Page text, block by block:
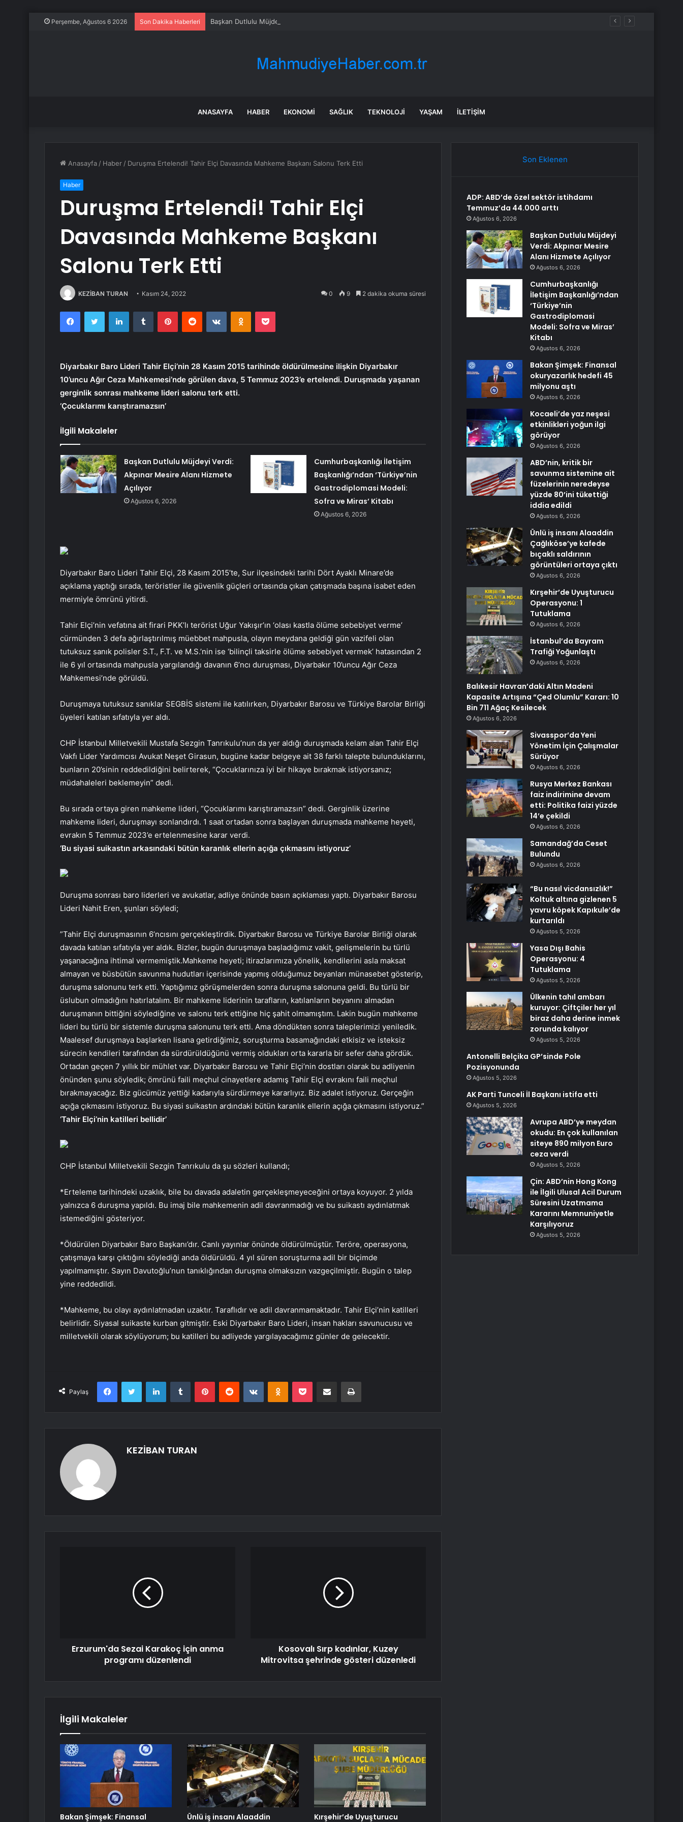
Perşembe, Ağustos 6 2026 Son Dakika Haberleri Başkan Dutlulu Müjdeyi Verdi: Akpınar Mesire Alanı Hizmete Açılıyor
ANASAYFA HABER EKONOMI SAĞLIK TEKNOLOJI YAŞAM İLETIŞIM
Anasayfa / Haber / Duruşma Ertelendi! Tahir Elçi Davasında Mahkeme Başkanı Salonu Terk Etti
Haber
Duruşma Ertelendi! Tahir Elçi
Davasında Mahkeme Başkanı
Salonu Terk Etti
KEZİBAN TURAN Kasım 24, 2022 0 9 2 dakika okuma süresi
FacebookTwitter LinkedInTumblr PinterestReddit VKontakteOdnoklassniki
Pocket
Diyarbakır Baro Lideri Tahir Elçi’nin 28 Kasım 2015 tarihinde öldürülmesine ilişkin Diyarbakır
10’uncu Ağır Ceza Mahkemesi’nde görülen dava, 5 Temmuz 2023’e ertelendi. Duruşmada yaşanan
gerginlik sonrası mahkeme lideri salonu terk etti.
‘Çocuklarımı karıştıramazsın’
İlgili Makaleler
Başkan Dutlulu Müjdeyi Verdi:
Akpınar Mesire Alanı Hizmete
Açılıyor
Ağustos 6, 2026
Cumhurbaşkanlığı İletişim
Başkanlığı’ndan ‘Türkiye’nin
Gastrodiplomasi Modeli:
Sofra ve Miras’ Kitabı
Ağustos 6, 2026
Diyarbakır Baro Lideri Tahir Elçi, 28 Kasım 2015’te, Sur ilçesindeki tarihi Dört Ayaklı Minare’de
açıklama yaptığı sırada, teröristler ile güvenlik güçleri ortasında çıkan çatışmada başına isabet eden
mermiyle ömrünü yitirdi.
Tahir Elçi’nin vefatına ait firari PKK’lı terörist Uğur Yakışır’ın ‘olası kastla ölüme sebebiyet verme’
cürmünden 3 defa ağırlaştırılmış müebbet mahpusla, olayın meydana geldiği gün vazifeli olan
tutuksuz sanık polisler S.T., F.T. ve M.S.’nin ise ‘bilinçli taksirle ölüme sebebiyet vermek’ hatasından 2
ile 6 yıl ortasında mahpusla yargılandığı davanın 6’ncı duruşması, Diyarbakır 10’uncu Ağır Ceza
Mahkemesi’nde görüldü.
Duruşmaya tutuksuz sanıklar SEGBİS sistemi ile katılırken, Diyarbakır Barosu ve Türkiye Barolar Birliği
üyeleri katılan sıfatıyla yer aldı.
CHP İstanbul Milletvekili Mustafa Sezgin Tanrıkulu’nun da yer aldığı duruşmada kelam alan Tahir Elçi
Vakfı Lider Yardımcısı Avukat Neşet Girasun, bugüne kadar belgeye ait 38 farklı talepte bulunduklarını,
bunların 20’sinin reddedildiğini belirterek, “Çocuklarınıza iyi bir hikaye bırakmak istiyorsanız;
müdahaleleri beklemeyin” dedi.
Bu sırada ortaya giren mahkeme lideri, “Çocuklarımı karıştıramazsın” dedi. Gerginlik üzerine
mahkeme lideri, duruşmayı sonlandırdı. 1 saat ortadan sonra başlayan duruşmada mahkeme heyeti,
evrakın 5 Temmuz 2023’e ertelenmesine karar verdi.
‘Bu siyasi suikastın arkasındaki bütün karanlık ellerin açığa çıkmasını istiyoruz’
Duruşma sonrası baro liderleri ve avukatlar, adliye önünde basın açıklaması yaptı. Diyarbakır Barosu
Lideri Nahit Eren, şunları söyledi;
”Tahir Elçi duruşmasının 6’ncısını gerçekleştirdik. Diyarbakır Barosu ve Türkiye Barolar Birliği olarak
davada katılan sıfatıyla yer aldık. Bizler, bugün duruşmaya başladığımız vakit, gelişmelerin bu türlü
yaşanacağına ihtimal vermemiştik.Mahkeme heyeti; itirazlarımıza yönelik, kendilerini asla maksat
almayan ve büsbütün savunma hudutları içerisinde yapmış olduğumuz beyanları münasebet gösterip,
duruşma salonunu terk etti. Yaptığımız görüşmelerden sonra duruşma salonuna geldi. Bu türlü bir
üslubun olmadığını hatırlatalım. Bir mahkeme liderinin tarafların, katılanların beyanını almadan
duruşmanın bittiğini söylediğine ve salonu terk ettiğine hiç şahit olmamıştım. Lakin bugün mahkeme
lideri bu türlü bir sistemle duruşma salonunu terk etti. Ama döndükten sonra taleplerimizi yeniledik.
Maalesef duruşmaya başlarken lisana getirdiğimiz, soruşturma basamağındaki etkisiz ve isteksiz
sürecin kendileri tarafından da sürdürüldüğünü vermiş oldukları orta kararla bir sefer daha gördük.
Ortadan geçen 7 yıllık bir mühlet var. Diyarbakır Barosu ve Tahir Elçi’nin dostları olarak bu adliyenin
önünden şunu söyledik; ömrünü faili meçhul cinayetlere adamış Tahir Elçi evrakını faili meçhul
bırakmayacağız. Biz gücümüz yettiği kadarıyla sürdürmeye kararlıyız. Biz adalet istiyoruz. Gerçeğin
açığa çıkmasını istiyoruz. Bu siyasi suikastın ardındaki bütün karanlık ellerin açığa çıkmasını istiyoruz.”
‘Tahir Elçi’nin katilleri bellidir’
CHP İstanbul Milletvekili Sezgin Tanrıkulu da şu sözleri kullandı;
*Erteleme tarihindeki uzaklık, bile bu davada adaletin gerçekleşmeyeceğini ortaya koyuyor. 2 yılda
yalnızca 6 duruşma yapıldı. Bu imaj bile mahkemenin adil davranmadığı ve bu suikastı aydınlatmak
istemediğini gösteriyor.
*Öldürülen Diyarbakır Baro Başkanı’dır. Canlı yayınlar önünde öldürülmüştür. Teröre, operasyona,
çatışmaya karşı çıktığını söylediği anda öldürüldü. 4 yıl süren soruşturma adil bir biçimde
yapılmamıştır. Sayın Davutoğlu’nun tanıklığından duruşma olmaksızın vazgeçilmiştir. Bugün o talep
yine reddedildi.
*Mahkeme, bu olayı aydınlatmadan uzaktır. Taraflıdır ve adil davranmamaktadır. Tahir Elçi’nin katilleri
belirlidir. Siyasal suikaste kurban gitmiştir. Eski Diyarbakır Baro Lideri, insan hakları savunucusu ve
milletvekili olarak söylüyorum; bu katilleri bu adliyede yargılayacağımız günler de gelecektir.
Paylaş
FacebookTwitter LinkedInTumblr PinterestReddit VKontakteOdnoklassniki
Pocket E-Posta ile paylaş Yazdır
KEZİBAN TURAN
Erzurum'da Sezai Karakoç için anma
programı düzenlendi
Kosovalı Sırp kadınlar, Kuzey
Mitrovitsa şehrinde gösteri düzenledi
İlgili Makaleler
Bakan Şimşek: Finansal
Ünlü iş insanı Alaaddin
Kırşehir’de Uyuşturucu
Son Eklenen
ADP: ABD’de özel sektör istihdamı
Temmuz’da 44.000 arttı
Ağustos 6, 2026
Başkan Dutlulu Müjdeyi
Verdi: Akpınar Mesire
Alanı Hizmete Açılıyor
Ağustos 6, 2026
Cumhurbaşkanlığı
İletişim Başkanlığı’ndan
‘Türkiye’nin
Gastrodiplomasi
Modeli: Sofra ve Miras’
Kitabı
Ağustos 6, 2026
Bakan Şimşek: Finansal
okuryazarlık hedefi 45
milyonu aştı
Ağustos 6, 2026
Kocaeli’de yaz neşesi
etkinlikleri yoğun ilgi
görüyor
Ağustos 6, 2026
ABD’nin, kritik bir
savunma sistemine ait
füzelerinin neredeyse
yüzde 80’ini tükettiği
iddia edildi
Ağustos 6, 2026
Ünlü iş insanı Alaaddin
Çağlıköse’ye kafede
bıçaklı saldırının
görüntüleri ortaya çıktı
Ağustos 6, 2026
Kırşehir’de Uyuşturucu
Operasyonu: 1
Tutuklama
Ağustos 6, 2026
İstanbul’da Bayram
Trafiği Yoğunlaştı
Ağustos 6, 2026
Balıkesir Havran’daki Altın Madeni
Kapasite Artışına “Çed Olumlu” Kararı: 10
Bin 711 Ağaç Kesilecek
Ağustos 6, 2026
Sivasspor’da Yeni
Yönetim İçin Çalışmalar
Sürüyor
Ağustos 6, 2026
Rusya Merkez Bankası
faiz indirimine devam
etti: Politika faizi yüzde
14’e çekildi
Ağustos 6, 2026
Samandağ’da Ceset
Bulundu
Ağustos 6, 2026
“Bu nasıl vicdansızlık!”
Koltuk altına gizlenen 5
yavru köpek Kapıkule’de
kurtarıldı
Ağustos 5, 2026
Yasa Dışı Bahis
Operasyonu: 4
Tutuklama
Ağustos 5, 2026
Ülkenin tahıl ambarı
kuruyor: Çiftçiler her yıl
biraz daha derine inmek
zorunda kalıyor
Ağustos 5, 2026
Antonelli Belçika GP’sinde Pole
Pozisyonunda
Ağustos 5, 2026
AK Parti Tunceli İl Başkanı istifa etti
Ağustos 5, 2026
Avrupa ABD’ye meydan
okudu: En çok kullanılan
siteye 890 milyon Euro
ceza verdi
Ağustos 5, 2026
Çin: ABD’nin Hong Kong
ile İlgili Ulusal Acil Durum
Süresini Uzatmama
Kararını Memnuniyetle
Karşılıyoruz
Ağustos 5, 2026